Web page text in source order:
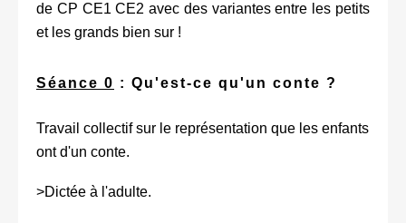
de CP CE1 CE2 avec des variantes entre les petits
et les grands bien sur !
Séance 0 : Qu'est-ce qu'un conte ?
Travail collectif sur le représentation que les enfants
ont d'un conte.
>Dictée à l'adulte.